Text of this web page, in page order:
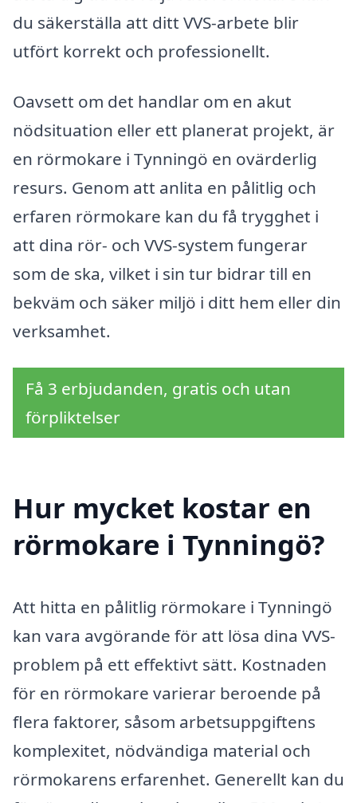
du säkerställa att ditt VVS-arbete blir
utfört korrekt och professionellt.
Oavsett om det handlar om en akut
nödsituation eller ett planerat projekt, är
en rörmokare i Tynningö en ovärderlig
resurs. Genom att anlita en pålitlig och
erfaren rörmokare kan du få trygghet i
att dina rör- och VVS-system fungerar
som de ska, vilket i sin tur bidrar till en
bekväm och säker miljö i ditt hem eller din
verksamhet.
Få 3 erbjudanden, gratis och utan
förpliktelser
Hur mycket kostar en
rörmokare i Tynningö?
Att hitta en pålitlig rörmokare i Tynningö
kan vara avgörande för att lösa dina VVS-
problem på ett effektivt sätt. Kostnaden
för en rörmokare varierar beroende på
flera faktorer, såsom arbetsuppgiftens
komplexitet, nödvändiga material och
rörmokarens erfarenhet. Generellt kan du